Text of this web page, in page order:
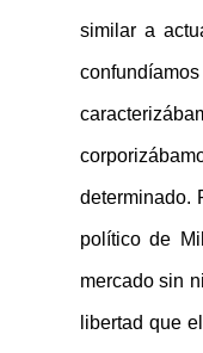
similar a
determinado.
político de
mercado sin
libertad que